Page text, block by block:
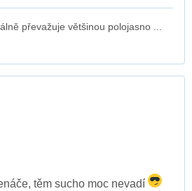
převažuje většinou polojasno ...
těm sucho moc nevadí